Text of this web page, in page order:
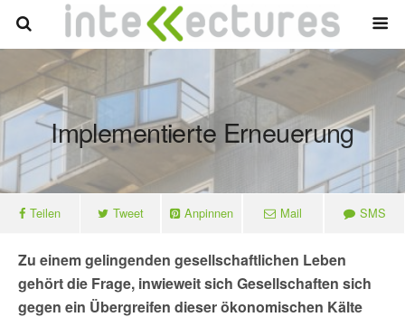
Implementierte Erneuerung
Teilen Tweet Anpinnen Mail SMS
Zu einem gelingenden gesellschaftlichen Leben
gehört die Frage, inwieweit sich Gesellschaften sich
gegen ein Übergreifen dieser ökonomischen Kälte